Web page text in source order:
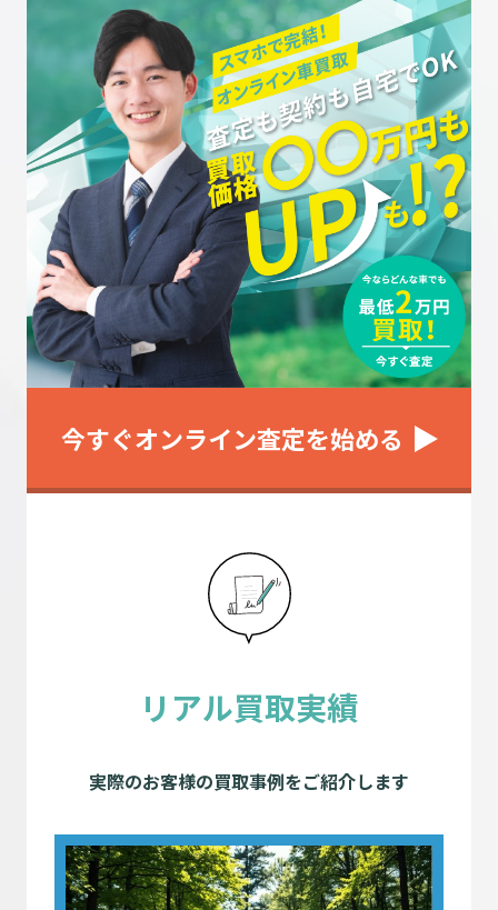
今すぐオンライン査定を始める
リアル買取実績
実際のお客様の買取事例をご紹介します